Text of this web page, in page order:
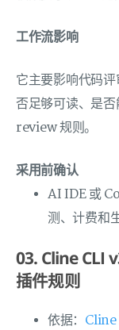
工作流影响
它主要影响代码
否足够可读、是
review 规则。
采用前确认
AI IDE 或
测、计费和
03. Cline CLI
插件规则
依据： Cline